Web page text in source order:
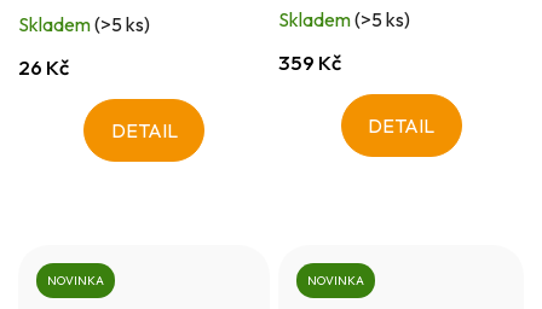
Skladem(>5 ks)
26 Kč
DETAIL
Skladem(>5 ks)
359 Kč
DETAIL
NOVINKA NOVINKA